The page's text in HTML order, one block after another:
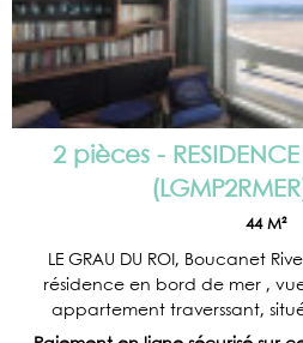
2 pièces -
( LGMP2RMER
44 M²
LE GRAU DU ROI, Boucanet
résidence en bord de mer ,
appartement traverssant,